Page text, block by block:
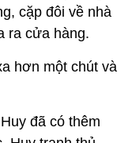
cặp đôi về nhà
ra cửa hàng.
hơn một chút và
đã có thêm